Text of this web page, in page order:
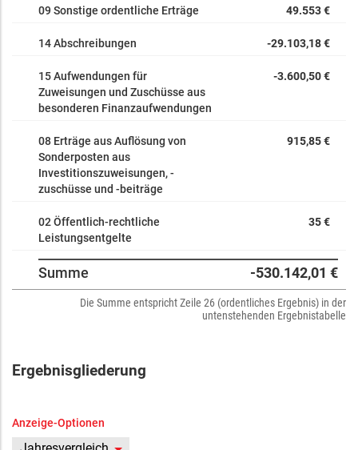
Ausstattungen
617100 Aufwendungen für Fremdentsorgung
620010 Entgelte f geleist Arbeitszeit
620011 Entgelte für Auszubildende
640010 Arbeitgeberanteil zur Sozialversicherung
Entgeltbereich
647010 Zukunftssicherung / Zusatzversorgung
Entgeltbereich
661900 Sonstige Abschreibungen auf immaterielle
662010 Abschreibung Gebäude, Sachanlagen im
Gemeingebrauch, Infrastrukturvermögen
664200 Abschreibungen auf Betriebsausstattung
670100 Gerätemiete
677900 Aufwendungen für andere Beratungsleistungen
683200 Telefonkosten
09 Sonstige ordentliche Erträge 49.553 €
14 Abschreibungen -29.103,18 €
15 Aufwendungen für
Zuweisungen und Zuschüsse aus
besonderen Finanzaufwendungen
-3.600,50 €
08 Erträge aus Auflösung von
Sonderposten aus
Investitionszuweisungen, -
zuschüsse und -beiträge
915,85 €
02 Öffentlich-rechtliche
Leistungsentgelte
35 €
Summe -530.142,01 €
Die Summe entspricht Zeile 26 (ordentliches Ergebnis) in der
untenstehenden Ergebnistabelle
Ergebnisgliederung
Anzeige-Optionen